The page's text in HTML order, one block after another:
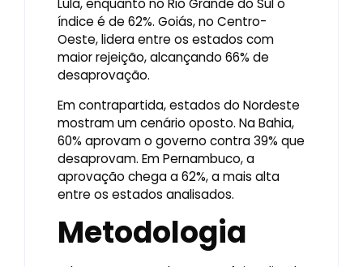
Lula, enquanto no Rio Grande do Sul o
índice é de 62%. Goiás, no Centro-
Oeste, lidera entre os estados com
maior rejeição, alcançando 66% de
desaprovação.
Em contrapartida, estados do Nordeste
mostram um cenário oposto. Na Bahia,
60% aprovam o governo contra 39% que
desaprovam. Em Pernambuco, a
aprovação chega a 62%, a mais alta
entre os estados analisados.
Metodologia